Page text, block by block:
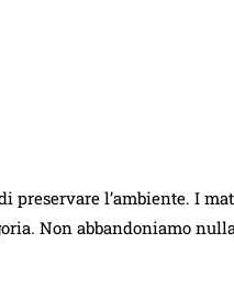
preservare l’ambiente. I
Non abbandoniamo